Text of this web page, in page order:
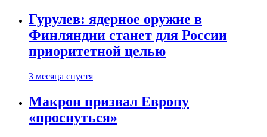
Гурулев: ядерное оружие в
Финляндии станет для России
приоритетной целью
3 месяца спустя
Макрон призвал Европу
«проснуться»